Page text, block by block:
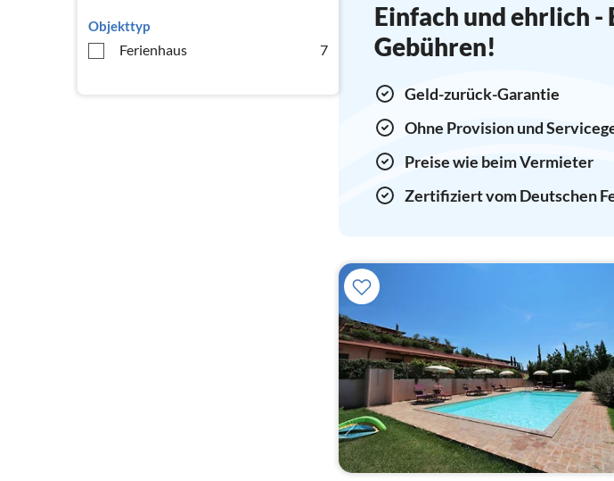
Objekttyp
Ferienhaus 7
Einfach und ehrlich -
Gebühren!
Geld-zurück-Garantie
Ohne Provision und
Preise wie beim Vermieter
Zertifiziert vom Deutschen